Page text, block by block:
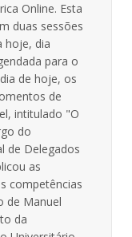
Online. Esta
duas sessões
hoje, dia
para o
de hoje, os
de
intitulado "O
do
de Delegados
as
competências
de Manuel
da